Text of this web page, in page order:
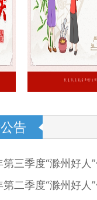
告
三季度“滁州好人
二季度“滁州好人